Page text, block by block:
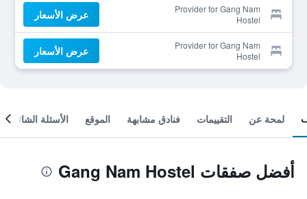
Provider for Gang Nam
Hostel
عرض الأسعار
Provider for Gang Nam
Hostel
عرض الأسعار
لمحة عن التقييمات فنادق مشابهة الموقع الأسئلة الشائعة
أفضل صفقات Gang Nam Hostel